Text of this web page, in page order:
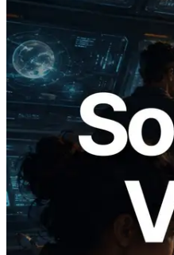
2026.05.24
Validators Solutions
Analyzer — 以 slot
成時間與負責驗證